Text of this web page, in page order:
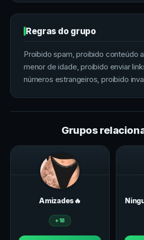
Regras do grupo
Proibido spam, proibido conteúdo
menor de idade, proibido enviar
números estrangeiros, proibido
Grupos
Amizades🔥
+18